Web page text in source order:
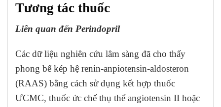
Tương tác thuốc
Liên quan đến Perindopril
Các dữ liệu nghiên cứu lâm sàng đã cho thấy
phong bế kép hệ renin-anpiotensin-aldosteron
(RAAS) bằng cách sử dụng kết hợp thuốc
ƯCMC, thuốc ức chế thụ thể angiotensin II hoặc